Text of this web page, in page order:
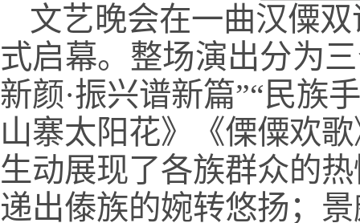
文艺晚会在一曲汉僳
式启幕。整场演出分为
新颜·振兴谱新篇”“民族
山寨太阳花》《傈僳欢
生动展现了各族群众的
递出傣族的婉转悠扬；